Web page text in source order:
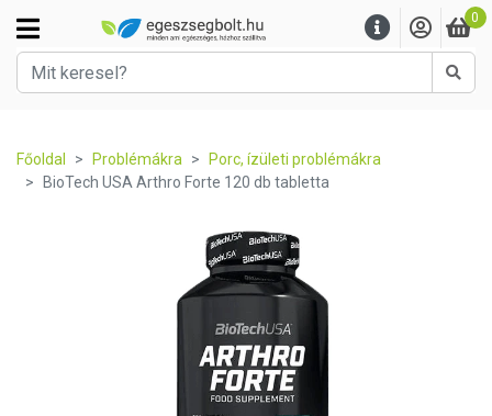
0
Főoldal Problémákra
Porc, ízületi problémákra
BioTech USA Arthro Forte 120 db tabletta